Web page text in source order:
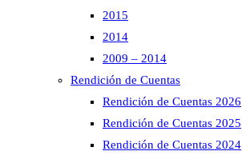
2015
2014
2009 – 2014
Rendición de Cuentas
Rendición de Cuentas 2026
Rendición de Cuentas 2025
Rendición de Cuentas 2024